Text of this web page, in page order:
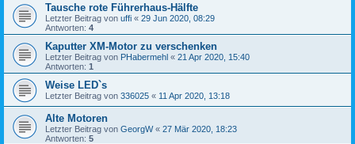
Tausche rote Führerhaus-Hälfte
Letzter Beitrag von uffi « 29 Jun 2020, 08:29
Antworten: 4
Kaputter XM-Motor zu verschenken
Letzter Beitrag von PHabermehl « 21 Apr 2020, 15:40
Antworten: 1
Weise LED`s
Letzter Beitrag von 336025 « 11 Apr 2020, 13:18
Alte Motoren
Letzter Beitrag von GeorgW« 27 Mär 2020, 18:23
Antworten: 5